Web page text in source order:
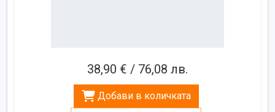
38,90 € / 76,08 лв.
Добави в количката